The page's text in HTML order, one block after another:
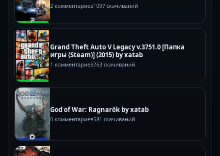
2 комментариев1097 скачиваний
Grand Theft Auto V Legacy v.3751.0 [Папка
игры (Steam)] (2015) by xatab
1 комментариев763 скачиваний
God of War: Ragnarök by xatab
0 комментариев581 скачиваний